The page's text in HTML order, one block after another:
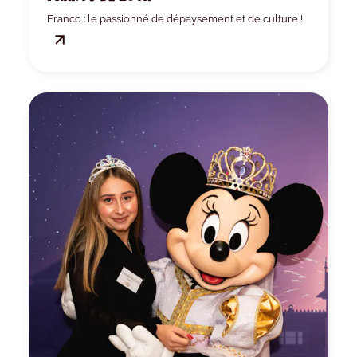
Franco : le passionné de dépaysement et de culture !